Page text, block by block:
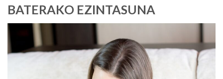
BATERAKO EZINTASUNA